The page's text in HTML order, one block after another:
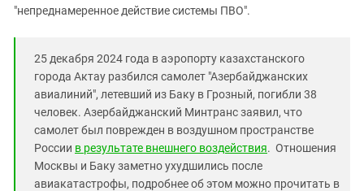
"непреднамеренное действие системы ПВО".
25 декабря 2024 года в аэропорту казахстанского
города Актау разбился самолет "Азербайджанских
авиалиний", летевший из Баку в Грозный, погибли 38
человек. Азербайджанский Минтранс заявил, что
самолет был поврежден в воздушном пространстве
России в результате внешнего воздействия. Отношения
Москвы и Баку заметно ухудшились после
авиакатастрофы, подробнее об этом можно прочитать в